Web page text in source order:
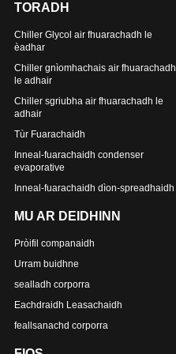
TORADH
Chiller Glycol air fhuarachadh le
èadhar
Chiller gnìomhachais air fhuarachadh
le adhair
Chiller sgriubha air fhuarachadh le
adhair
Tùr Fuarachaidh
Inneal-fuarachaidh condenser
evaporative
Inneal-fuarachaidh dìon-spreadhaidh
MU AR DEIDHINN
Pròifil companaidh
Urram buidhne
sealladh corporra
Eachdraidh Leasachaidh
feallsanachd corporra